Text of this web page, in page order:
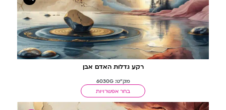
רקע גדלות האדם אבן
מק"ט: 6030G
בחר אפשרויות